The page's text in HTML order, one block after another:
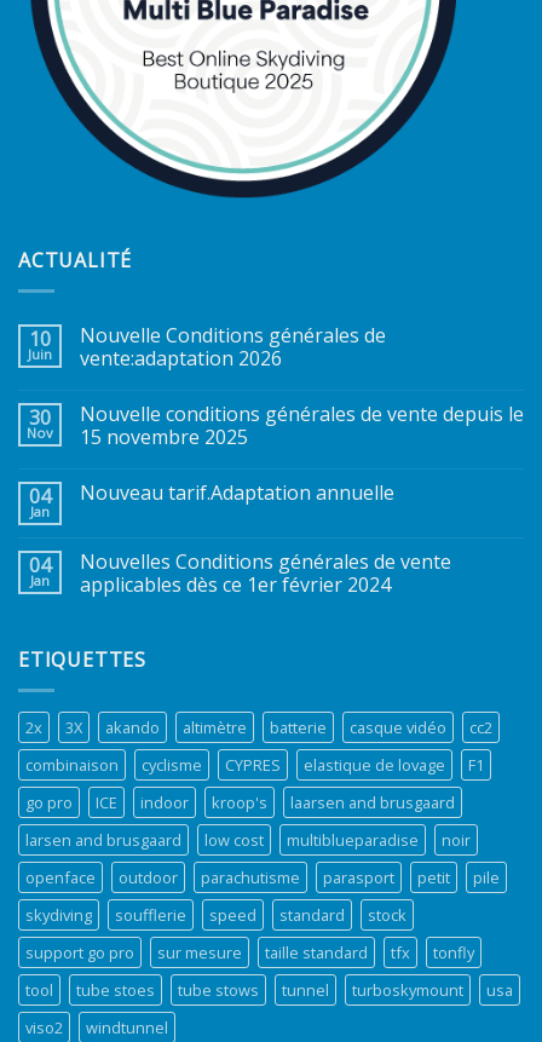
ACTUALITÉ
10
Juin
Nouvelle Conditions générales de
vente:adaptation 2026
30
Nov
Nouvelle conditions générales de vente depuis le
15 novembre 2025
04
Jan
Nouveau tarif.Adaptation annuelle
04
Jan
Nouvelles Conditions générales de vente
applicables dès ce 1er février 2024
ETIQUETTES
2x 3X akando altimètre batterie casque vidéo
cc2
combinaison
cyclisme CYPRES elastique de lovage
F1
go pro
ICE indoor kroop's
laarsen and brusgaard
larsen and brusgaard
low cost multiblueparadise
noir
openface
outdoor parachutisme parasport petit
pile
skydiving
soufflerie speed standard
stock
support go pro
sur mesure taille standard tfx
tonfly
tool
tube stoes tube stows tunnel turboskymount
usa
viso2
windtunnel